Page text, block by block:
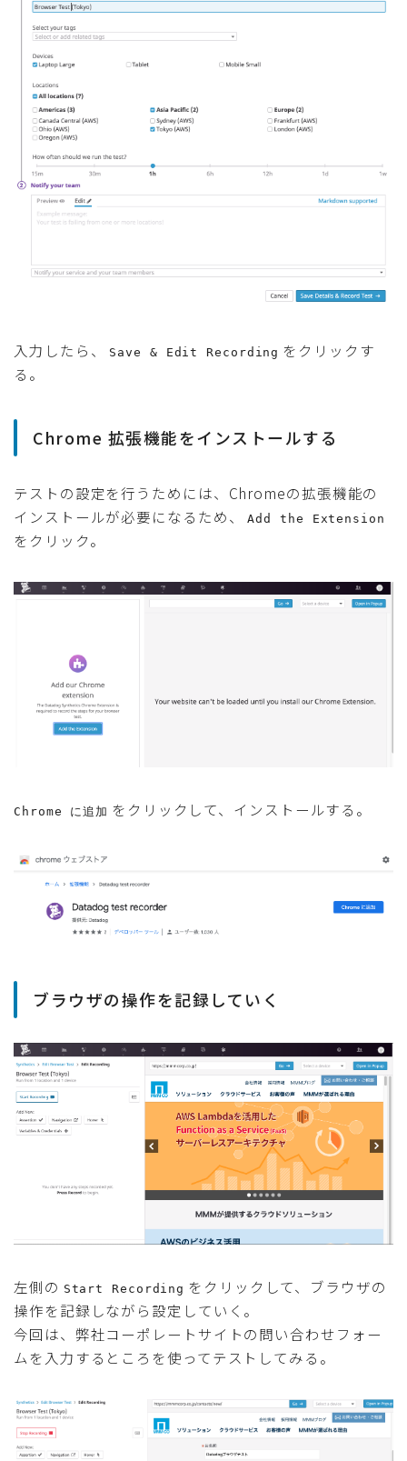
入力したら、 Save & Edit Recording をクリックす
る。
Chrome 拡張機能をインストールする
テストの設定を行うためには、Chromeの拡張機能の
インストールが必要になるため、Add the Extension
をクリック。
Chrome に追加 をクリックして、インストールする。
ブラウザの操作を記録していく
左側の Start Recording をクリックして、ブラウザの
操作を記録しながら設定していく。
今回は、弊社コーポレートサイトの問い合わせフォー
ムを入力するところを使ってテストしてみる。